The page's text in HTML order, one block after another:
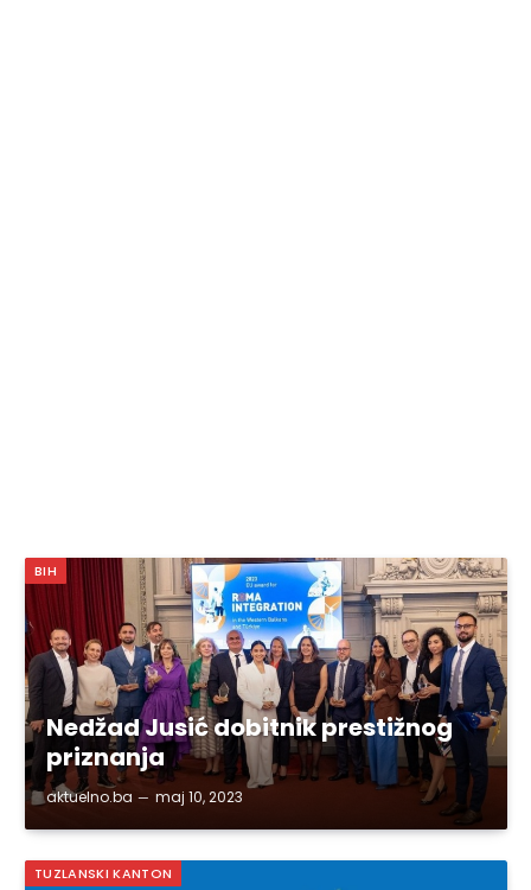
BIH
Nedžad Jusić dobitnik prestižnog
priznanja
aktuelno.ba maj 10, 2023
TUZLANSKI KANTON